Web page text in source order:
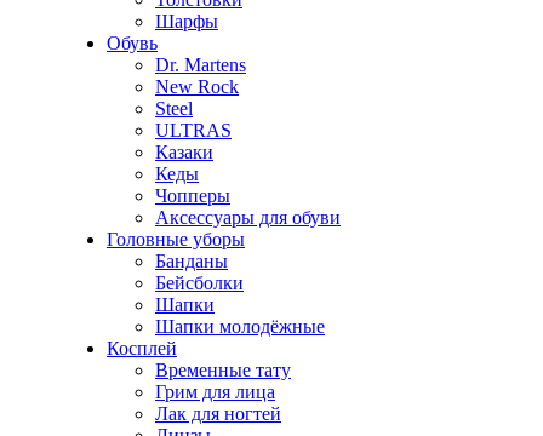
Шарфы
Обувь
Dr. Martens
New Rock
Steel
ULTRAS
Казаки
Кеды
Чопперы
Аксессуары для обуви
Головные уборы
Банданы
Бейсболки
Шапки
Шапки молодёжные
Косплей
Временные тату
Грим для лица
Лак для ногтей